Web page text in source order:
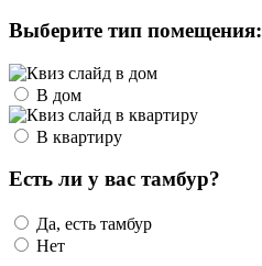
Выберите тип помещения:
В дом
В квартиру
Есть ли у вас тамбур?
Да, есть тамбур
Нет